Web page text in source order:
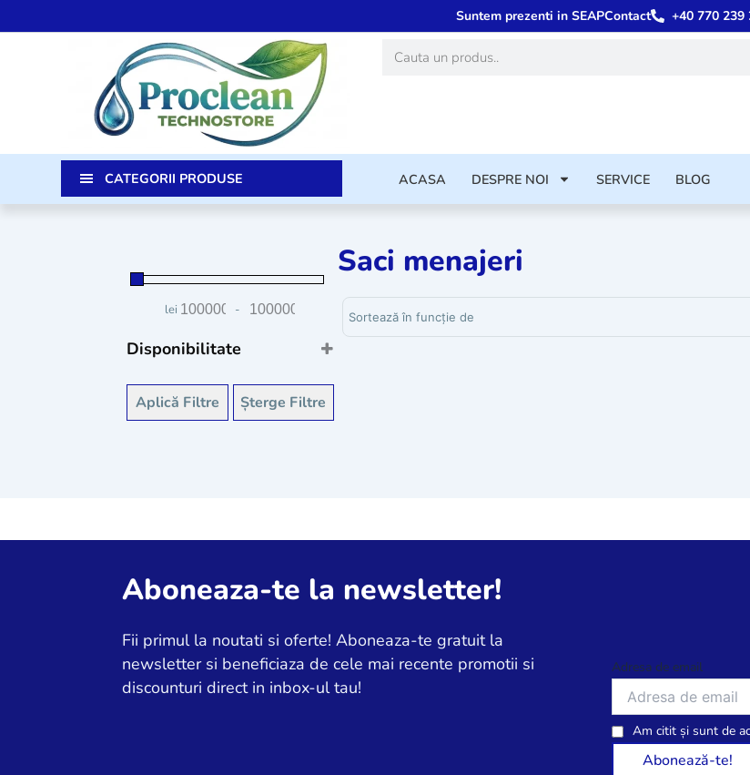
to
+40 770 239
Suntem prezenti in SEAPContact
CATEGORII PRODUSE ACASA DESPRE NOI SERVICE BLOG
lei Preț minim
-Preț maxim
Disponibilitate
La comandă
Aplică Filtre Șterge Filtre
Saci menajeri
Sortează produsele
Aboneaza-te la newsletter!
Fii primul la noutati si oferte! Aboneaza-te gratuit la
newsletter si beneficiaza de cele mai recente promotii si
discounturi direct in inbox-ul tau!
Adresa de email
Am citit și sunt de